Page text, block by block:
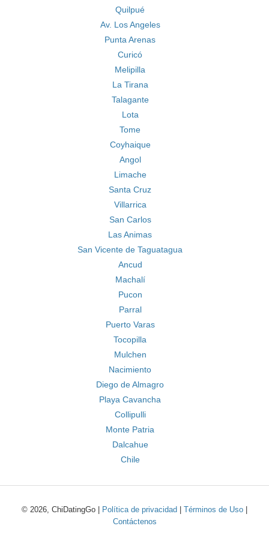
Quilpué
Av. Los Angeles
Punta Arenas
Curicó
Melipilla
La Tirana
Talagante
Lota
Tome
Coyhaique
Angol
Limache
Santa Cruz
Villarrica
San Carlos
Las Animas
San Vicente de Taguatagua
Ancud
Machalí
Pucon
Parral
Puerto Varas
Tocopilla
Mulchen
Nacimiento
Diego de Almagro
Playa Cavancha
Collipulli
Monte Patria
Dalcahue
Chile
© 2026, ChiDatingGo | Política de privacidad Términos de Uso
Contáctenos